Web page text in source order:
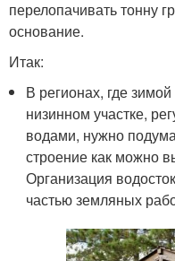
перелопачивать тонну
основание.
Итак:
В регионах, где
низинном участке,
водами, нужно
строение как можно
Организация
частью земляных